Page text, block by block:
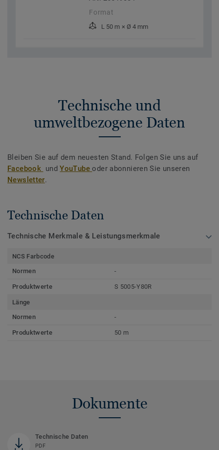
Format
L 50 m × Ø 4 mm
Technische und
umweltbezogene Daten
Bleiben Sie auf dem neuesten Stand. Folgen Sie uns auf
Facebook undYouTubeoder abonnieren Sie unseren
Newsletter.
Technische Daten
Technische Merkmale & Leistungsmerkmale
NCS Farbcode
Normen
-
Produktwerte S 5005-Y80R
Länge
Normen
-
Produktwerte 50 m
Dokumente
Technische Daten
PDF